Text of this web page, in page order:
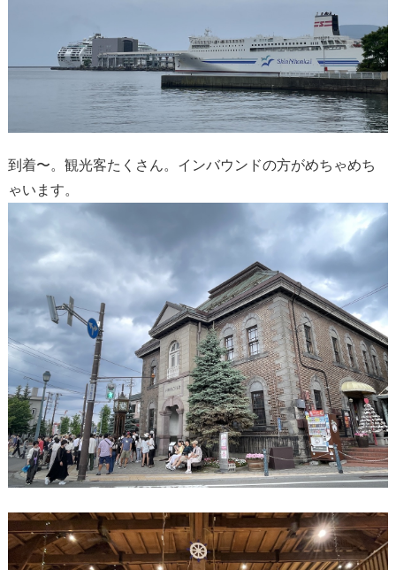
到着〜。観光客たくさん。インバウンドの方がめちゃめち
ゃいます。